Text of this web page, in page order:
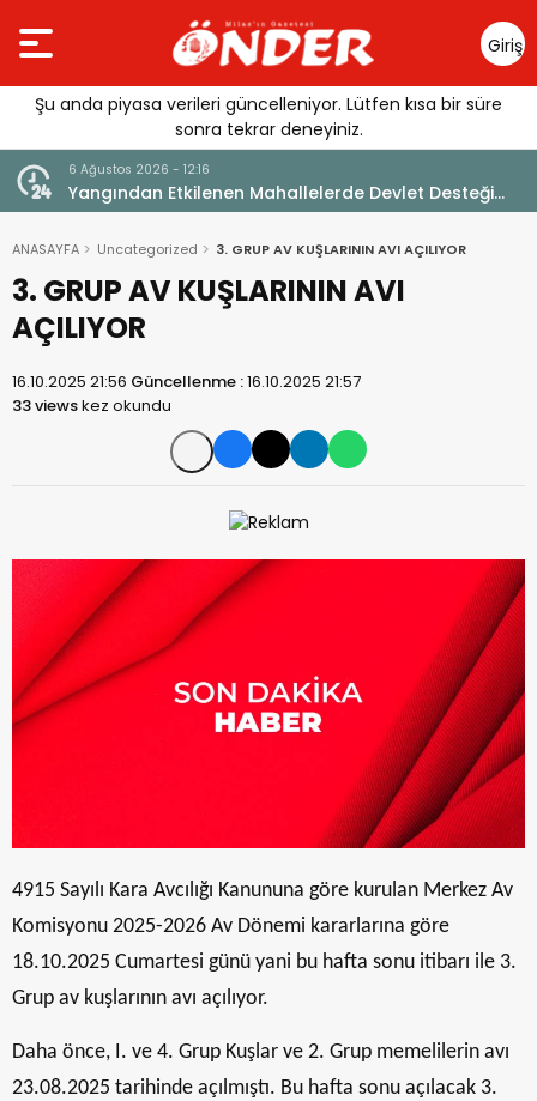
Giriş
Yap
Şu anda piyasa verileri güncelleniyor. Lütfen kısa bir süre
sonra tekrar deneyiniz.
6 Ağustos 2026 - 12:16
Yangından Etkilenen Mahallelerde Devlet Desteği
Mesajı
ANASAYFA Uncategorized 3. GRUP AV KUŞLARININ AVI AÇILIYOR
3. GRUP AV KUŞLARININ AVI
AÇILIYOR
16.10.2025 21:56 Güncellenme :16.10.2025 21:57
33 viewskez okundu
4915 Sayılı Kara Avcılığı Kanununa göre kurulan Merkez Av
Komisyonu 2025-2026 Av Dönemi kararlarına göre
18.10.2025 Cumartesi günü yani bu hafta sonu itibarı ile 3.
Grup av kuşlarının avı açılıyor.
Daha önce, I. ve 4. Grup Kuşlar ve 2. Grup memelilerin avı
23.08.2025 tarihinde açılmıştı. Bu hafta sonu açılacak 3.